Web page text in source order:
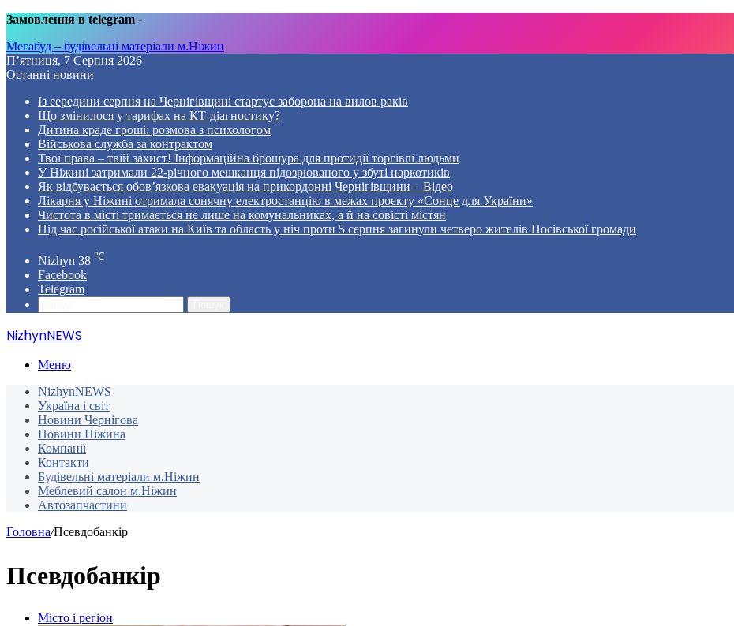
Замовлення в telegram -
Мегабуд – будівельні матеріали м.Ніжин
П’ятниця, 7 Серпня 2026
Останні новини
Із середини серпня на Чернігівщині стартує заборона на вилов раків
Що змінилося у тарифах на КТ-діагностику?
Дитина краде гроші: розмова з психологом
Військова служба за контрактом
Твої права – твій захист! Інформаційна брошура для протидії торгівлі людьми
У Ніжині затримали 22-річного мешканця підозрюваного у збуті наркотиків
Як відбувається обов’язкова евакуація на прикордонні Чернігівщини – Відео
Лікарня у Ніжині отримала сонячну електростанцію в межах проєкту «Сонце для України»
Чистота в місті тримається не лише на комунальниках, а й на совісті містян
Під час російської атаки на Київ та область у ніч проти 5 серпня загинули четверо жителів Носівської громади
Nizhyn 38 ℃
Facebook
Telegram
NizhynNEWS
Меню
NizhynNEWS
Україна і світ
Новини Чернігова
Новини Ніжина
Компанії
Контакти
Будівельні матеріали м.Ніжин
Меблевий салон м.Ніжин
Автозапчастини
Головна/Псевдобанкір
Псевдобанкір
Місто і регіон